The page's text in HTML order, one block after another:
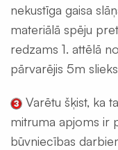
nekustīga gaisa
materiālā spēju
redzams 1. attēlā
pārvarējis 5m
Varētu šķist, ka
mitruma apjoms ir
būvniecības
ALU/HD-
PE
Manšetes
aizsardzība
Ventilācijas
sistēmas